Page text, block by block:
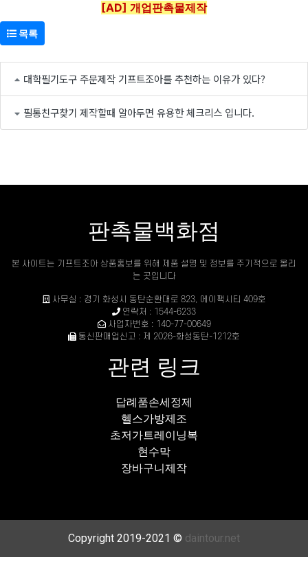
[AD] 개업판촉물제작
목록
대학필기도구 주문제작 기프트조아를 추천하는 이유가 있다?
필통친구찾기 제작할때 알아두면 유용한 체크리스 입니다.
판촉물백화점
본 사이트는 기프트조아 상품홍보를 위해 제품 설명 및 정보를 주기적으로 올리
는 곳입니다
사무실 : 경기 화성시 동탄순환대로 823, 에이팩시티 409호
연락처 : 1544-6233
사업자번호 : 140-77-00649
통신판매업신고 : 제 2026-화성동탄-1212호
관련 링크
답례품손세정제
헬스가방제조
초저가트레이닝복
현수막
장바구니제작
Copyright 2019-2021 © daintour.net